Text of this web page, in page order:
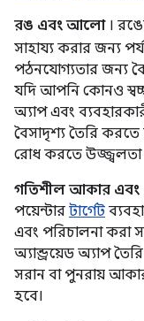
রঙ এবং আলো।
সাহায্য করার জন্য
পঠনযোগ্যতার জন্য
যদি আপনি কোনও
অ্যাপ এবং
বৈসাদৃশ্য তৈরি করতে
রোধ করতে উজ্জ্বলতা
গতিশীল আকার এবং
পয়েন্টার টার্গেট
এবং পরিচালনা
অ্যান্ড্রয়েড অ্যাপ
সরান বা পুনরায়
হবে।